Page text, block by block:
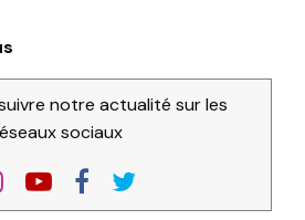
notre actualité sur les
sociaux